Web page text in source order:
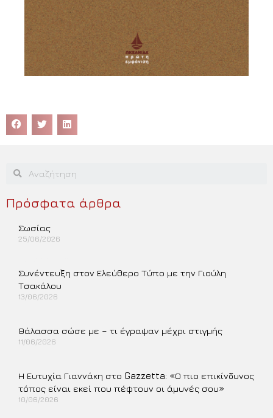
Πρόσφατα άρθρα
Σωσίας
25/06/2026
Συνέντευξη στον Ελεύθερο Τύπο με την Γιούλη
Τσακάλου
13/06/2026
Θάλασσα σώσε με – τι έγραψαν μέχρι στιγμής
11/06/2026
Η Ευτυχία Γιαννάκη στο Gazzetta: «Ο πιο επικίνδυνος
τόπος είναι εκεί που πέφτουν οι άμυνές σου»
10/06/2026